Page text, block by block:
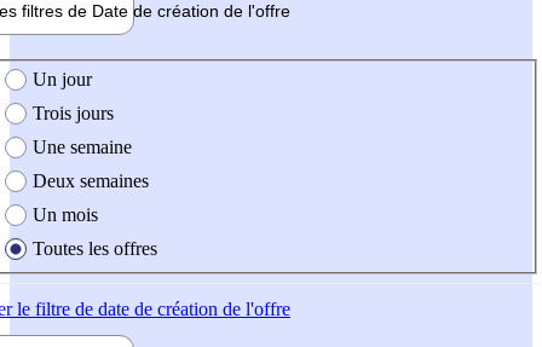
filtres de Date de création de l'offre
création de l'offre
Un jour
Trois jours
Une semaine
Deux semaines
Un mois
Toutes les offres
le filtre de date de création de l'offre